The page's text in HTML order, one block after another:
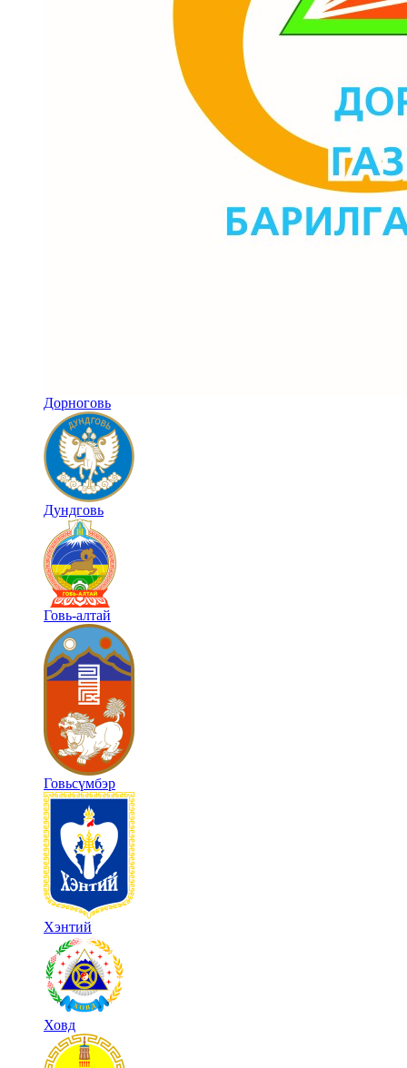
Дорноговь
Дундговь
Говь-алтай
Говьсүмбэр
Хэнтий
Ховд